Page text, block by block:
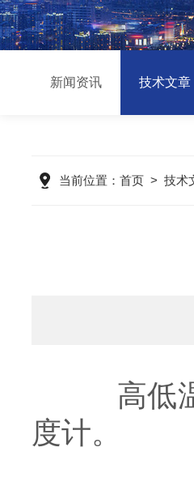
新闻资讯 技术文章
当前位置： 首页 > 技术
高低温
度计。